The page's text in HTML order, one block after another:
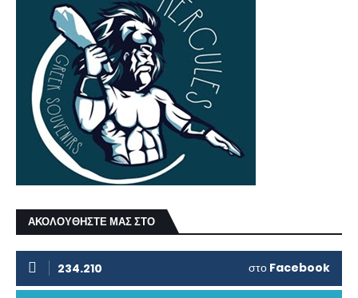
ΑΚΟΛΟΥΘΗΣΤΕ ΜΑΣ ΣΤΟ
234.210 στο Facebook